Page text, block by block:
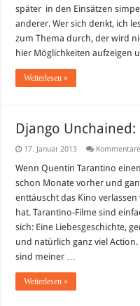
später in den Einsätzen
anderer. Wer sich denkt, ich
zum Thema durch, der wird
hier Möglichkeiten aufzeigen
Weiterlesen »
Django
17. Januar 2013
Wenn Quentin Tarantino
schon Monate vorher und
enttäuscht das Kino
hat. Tarantino-Filme sind
sich: Eine Liebesgeschichte,
und natürlich ganz viel
sind meiner …
Weiterlesen »